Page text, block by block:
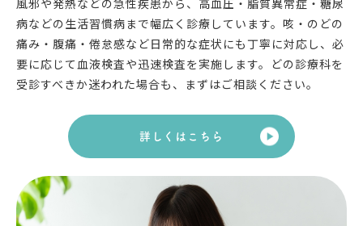
風邪や発熱などの急性疾患から、高血圧・脂質異常症・糖尿
病などの生活習慣病まで幅広く診療しています。咳・のどの
痛み・腹痛・倦怠感など日常的な症状にも丁寧に対応し、必
要に応じて血液検査や迅速検査を実施します。どの診療科を
受診すべきか迷われた場合も、まずはご相談ください。
詳しくはこちら